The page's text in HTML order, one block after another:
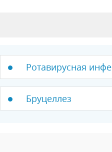
Ротавирусная
Бруцеллез